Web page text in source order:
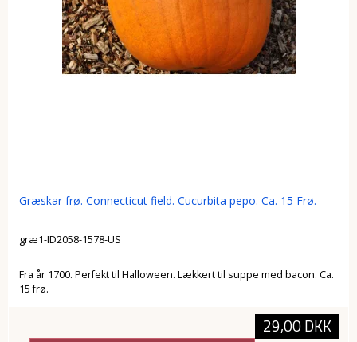
Græskar frø. Connecticut field. Cucurbita pepo. Ca. 15 Frø.
græ1-ID2058-1578-US
Fra år 1700. Perfekt til Halloween. Lækkert til suppe med bacon. Ca.
15 frø.
29,00 DKK